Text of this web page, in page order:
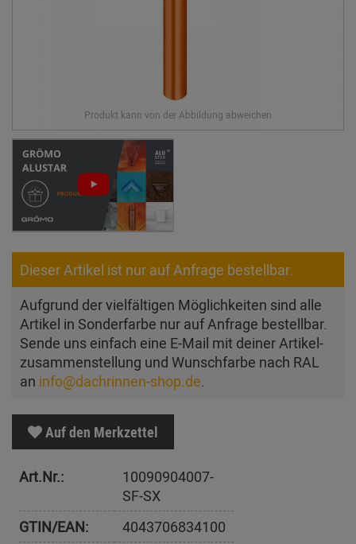
Dieser Artikel ist nur auf Anfrage bestellbar.
Aufgrund der vielfältigen Möglichkeiten sind alle
Artikel in Sonderfarbe nur auf Anfrage bestellbar.
Sende uns einfach eine E-Mail mit deiner Artikel­
zusam­men­stellung und Wunschfarbe nach RAL
an info@dachrinnen-shop.de.
Auf den Merkzettel
Art.Nr.:
10090904007-
SF-SX
GTIN/EAN:
4043706834100